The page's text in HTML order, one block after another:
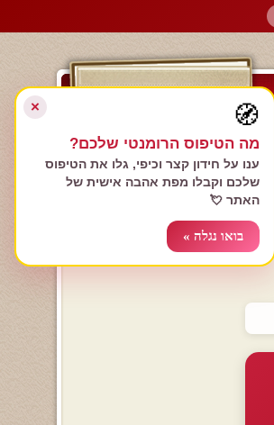
הרשם עכשיו
התחבר